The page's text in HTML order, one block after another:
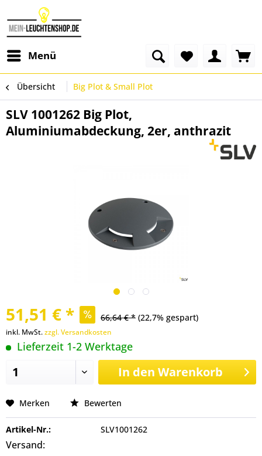
Menü
Übersicht Big Plot & Small Plot
SLV 1001262 Big Plot,
Aluminiumabdeckung, 2er, anthrazit
51,51 € * 66,64 € * (22,7% gespart)
inkl. MwSt.zzgl. Versandkosten
Lieferzeit 1-2 Werktage
In den Warenkorb
Merken Bewerten
Artikel-Nr.: SLV1001262
Versand: